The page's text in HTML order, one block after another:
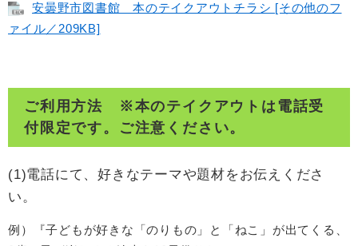
安曇野市図書館 本のテイクアウトチラシ [その他のフ
ァイル／209KB]
ご利用方法 ※本のテイクアウトは電話受
付限定です。ご注意ください。
(1)電話にて、好きなテーマや題材をお伝えくださ
い。
例）『子どもが好きな「のりもの」と「ねこ」が出てくる、